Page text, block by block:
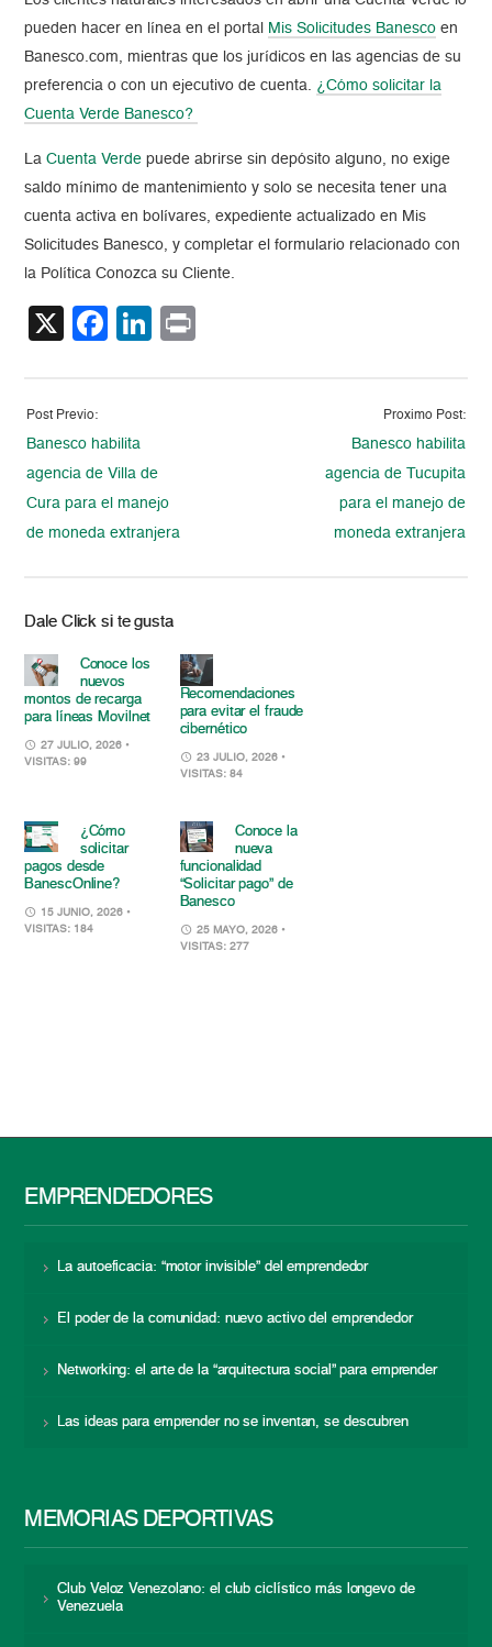
pueden hacer en línea en el portal
Mis Solicitudes Banesco en
Banesco.com, mientras que los jurídicos en las agencias de su
preferencia o con un ejecutivo de cuenta. ¿Cómo solicitar la
Cuenta Verde Banesco?
LaCuenta Verde puede abrirse sin depósito alguno, no exige
saldo mínimo de mantenimiento y solo se necesita tener una
cuenta activa en bolívares, expediente actualizado en Mis
Solicitudes Banesco, y completar el formulario relacionado con
la Política Conozca su Cliente.
X Facebook
LinkedIn
Post Previo:
Banesco habilita
agencia de Villa de
Cura para el manejo
de moneda extranjera
Proximo Post:
Banesco habilita
agencia de Tucupita
para el manejo de
moneda extranjera
Dale Click si te gusta
Conoce los
nuevos
montos de recarga
para líneas Movilnet
27 JULIO, 2026 •
VISITAS: 99
Recomendaciones
para evitar el fraude
cibernético
23 JULIO, 2026 •
VISITAS: 84
¿Cómo
solicitar
pagos desde
BanescOnline?
15 JUNIO, 2026 •
VISITAS: 184
Conoce la
nueva
funcionalidad
“Solicitar pago” de
Banesco
25 MAYO, 2026 •
VISITAS: 277
EMPRENDEDORES
La autoeficacia: “motor invisible” del emprendedor
El poder de la comunidad: nuevo activo del emprendedor
Networking: el arte de la “arquitectura social” para emprender
Las ideas para emprender no se inventan, se descubren
MEMORIAS DEPORTIVAS
Club Veloz Venezolano: el club ciclístico más longevo de
Venezuela